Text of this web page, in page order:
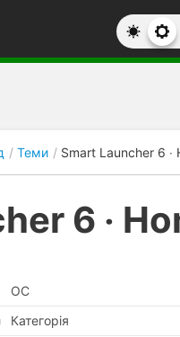
Теми Smart Launcher 6 ‧
6 ‧
ОС
Категорія